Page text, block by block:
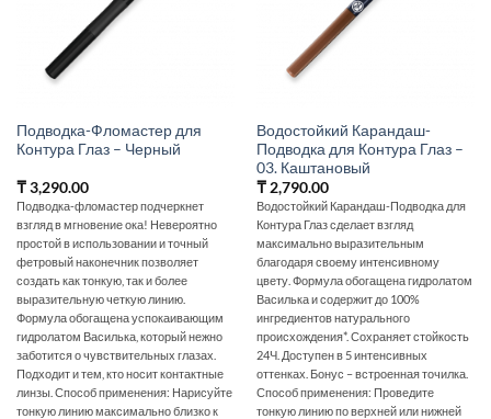
Подводка-Фломастер для
Контура Глаз – Черный
₸3,290.00
Подводка-фломастер подчеркнет
взгляд в мгновение ока! Невероятно
простой в использовании и точный
фетровый наконечник позволяет
создать как тонкую, так и более
выразительную четкую линию.
Формула обогащена успокаивающим
гидролатом Василька, который нежно
заботится о чувствительных глазах.
Подходит и тем, кто носит контактные
линзы. Способ применения: Нарисуйте
тонкую линию максимально близко к
Водостойкий Карандаш-
Подводка для Контура Глаз –
03. Каштановый
₸2,790.00
Водостойкий Карандаш-Подводка для
Контура Глаз сделает взгляд
максимально выразительным
благодаря своему интенсивному
цвету. Формула обогащена гидролатом
Василька и содержит до 100%
ингредиентов натурального
происхождения*. Сохраняет стойкость
24Ч. Доступен в 5 интенсивных
оттенках. Бонус – встроенная точилка.
Способ применения: Проведите
тонкую линию по верхней или нижней